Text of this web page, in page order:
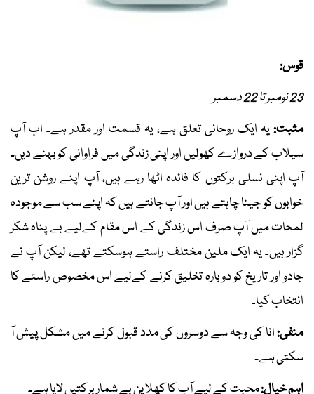
قوس:
23 نومبر تا 22 دسمبر
مثبت:یہ ایک روحانی تعلق ہے، یہ قسمت اور مقدر ہے۔ اب آپ
سیلاب کے دروازے کھولیں اور اپنی زندگی میں فراوانی کو بہنے دیں۔
آپ اپنی نسلی برکتوں کا فائدہ اٹھا رہے ہیں، آپ اپنے روشن ترین
خوابوں کو جینا چاہتے ہیں اور آپ جانتے ہیں کہ اپنے سب سے موجودہ
لمحات میں آپ صرف اس زندگی کے اس مقام کےلیے بے پناہ شکر
گزار ہیں۔ یہ ایک ملین مختلف راستے ہوسکتے تھے، لیکن آپ نے
جادو اور تاریخ کو دوبارہ تخلیق کرنے کےلیے اس مخصوص راستے کا
انتخاب کیا۔
منفی:انا کی وجہ سے دوسروں کی مدد قبول کرنے میں مشکل پیش آ
سکتی ہے۔
اہم خیال:محبت کے لیے آپ کا کھلا پن بے شمار برکتیں لایا ہے۔